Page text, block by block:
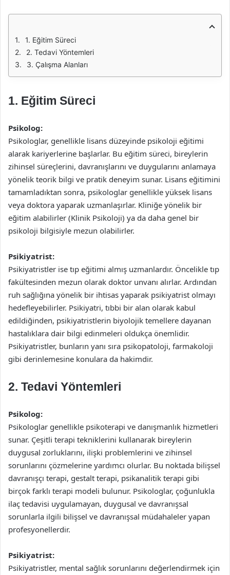
1. Eğitim Süreci
2. Tedavi Yöntemleri
3. Çalışma Alanları
1. Eğitim Süreci
Psikolog:
Psikologlar, genellikle lisans düzeyinde psikoloji eğitimi
alarak kariyerlerine başlarlar. Bu eğitim süreci, bireylerin
zihinsel süreçlerini, davranışlarını ve duygularını anlamaya
yönelik teorik bilgi ve pratik deneyim sunar. Lisans eğitimini
tamamladıktan sonra, psikologlar genellikle yüksek lisans
veya doktora yaparak uzmanlaşırlar. Kliniğe yönelik bir
eğitim alabilirler (Klinik Psikoloji) ya da daha genel bir
psikoloji bilgisiyle mezun olabilirler.
Psikiyatrist:
Psikiyatristler ise tıp eğitimi almış uzmanlardır. Öncelikle tıp
fakültesinden mezun olarak doktor unvanı alırlar. Ardından
ruh sağlığına yönelik bir ihtisas yaparak psikiyatrist olmayı
hedefleyebilirler. Psikiyatri, tıbbi bir alan olarak kabul
edildiğinden, psikiyatristlerin biyolojik temellere dayanan
hastalıklara dair bilgi edinmeleri oldukça önemlidir.
Psikiyatristler, bunların yanı sıra psikopatoloji, farmakoloji
gibi derinlemesine konulara da hakimdir.
2. Tedavi Yöntemleri
Psikolog:
Psikologlar genellikle psikoterapi ve danışmanlık hizmetleri
sunar. Çeşitli terapi tekniklerini kullanarak bireylerin
duygusal zorluklarını, ilişki problemlerini ve zihinsel
sorunlarını çözmelerine yardımcı olurlar. Bu noktada bilişsel
davranışçı terapi, gestalt terapi, psikanalitik terapi gibi
birçok farklı terapi modeli bulunur. Psikologlar, çoğunlukla
ilaç tedavisi uygulamayan, duygusal ve davranışsal
sorunlarla ilgili bilişsel ve davranışsal müdahaleler yapan
profesyonellerdir.
Psikiyatrist:
Psikiyatristler, mental sağlık sorunlarını değerlendirmek için